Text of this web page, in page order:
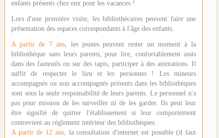
enfants présents chez eux pour les vacances !
Lors d'une première visite, les bibliothécaires peuvent faire une
présentation des espaces correspondants à l'âge des enfants.
A partir de 7 ans, les jeunes peuvent rester un moment à la
bibliothèque sans leurs parents, pour lire, confortablement assis
dans des fauteuils ou sur des tapis, participer à des animations. Il
suffit de respecter le lieu et les personnes ! Les mineurs
accompagnés ou non accompagnés présents dans les bibliothèques
sont sous la seule responsabilité de leurs parents. Le personnel n'a
pas pour mission de les surveiller ni de les garder. Ils peut leur
être signifié de quitter l'établissement si leur comportement
contrevient au règlement intérieur des bibliothèques.
A partir de 12 ans, la consultation d'internet est possible (il faut